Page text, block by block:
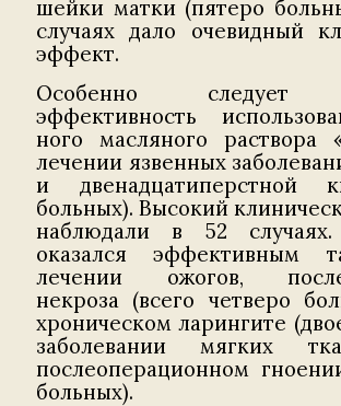
шейки матки (пятеро
случаях дало очевидный
эффект.
Особенно следует
эффективность
ного масляного раствора
лечении язвенных
и двенадцатиперстной
больных). Высокий
наблюдали в 52 случаях.
оказался эффективным
лечении ожогов,
некроза (всего четверо
хроническом ларингите
заболевании мягких
послеоперационном
больных).